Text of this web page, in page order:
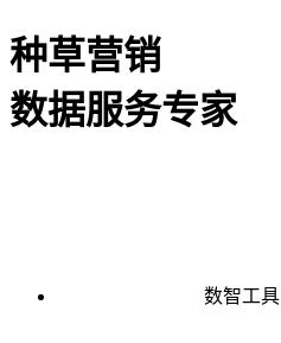
种草营销
数据服务专家
数智工具